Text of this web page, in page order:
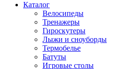
Каталог
Велосипеды
Тренажеры
Гироскутеры
Лыжи и сноуборды
Термобелье
Батуты
Игровые столы